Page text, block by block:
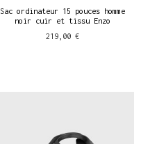
Sac ordinateur 15 pouces homme
noir cuir et tissu Enzo
219,00 €